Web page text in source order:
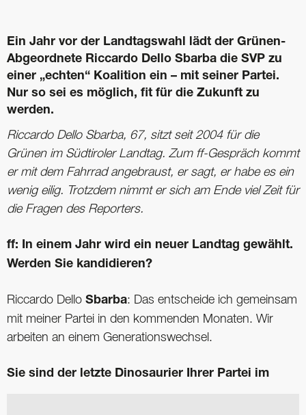
Ein Jahr vor der Landtagswahl lädt der Grünen-
Abgeordnete Riccardo Dello Sbarba die SVP zu
einer „echten“ Koalition ein – mit seiner Partei.
Nur so sei es möglich, fit für die Zukunft zu
werden.
Riccardo Dello Sbarba, 67, sitzt seit 2004 für die
Grünen im Südtiroler Landtag. Zum ff-Gespräch kommt
er mit dem Fahrrad angebraust, er sagt, er habe es ein
wenig eilig. Trotzdem nimmt er sich am Ende viel Zeit für
die Fragen des Reporters.
ff: In einem Jahr wird ein neuer Landtag gewählt.
Werden Sie kandidieren?
Riccardo Dello Sbarba: Das entscheide ich gemeinsam
mit meiner Partei in den kommenden Monaten. Wir
arbeiten an einem Generationswechsel.
Sie sind der letzte Dinosaurier Ihrer Partei im